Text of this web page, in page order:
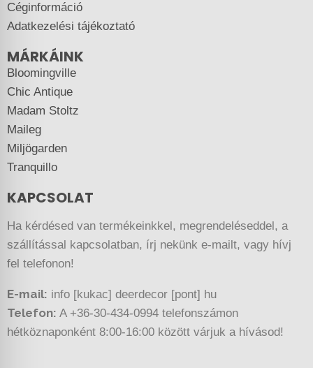
Céginformáció
Adatkezelési tájékoztató
MÁRKÁINK
Bloomingville
Chic Antique
Madam Stoltz
Maileg
Miljögarden
Tranquillo
KAPCSOLAT
Ha kérdésed van termékeinkkel, megrendeléseddel, a
szállítással kapcsolatban, írj nekünk e-mailt, vagy hívj
fel telefonon!
E-mail: info [kukac] deerdecor [pont] hu
Telefon: A +36-30-434-0994 telefonszámon
hétköznaponként 8:00-16:00 között várjuk a hívásod!